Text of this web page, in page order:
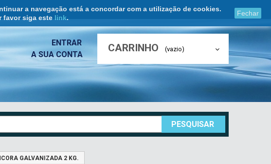
a navegação está a concordar com a utilização de cookies.
favor siga este link.
Fechar
CARRINHO (vazio)
ENTRAR
A SUA CONTA
PESQUISAR
GALVANIZADA 2 KG.